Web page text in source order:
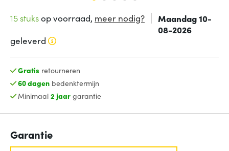
15 stuksop voorraad, meer nodig?
Maandag 10-
08-2026
geleverd
Gratis retourneren
60 dagenbedenktermijn
Minimaal 2 jaargarantie
Garantie